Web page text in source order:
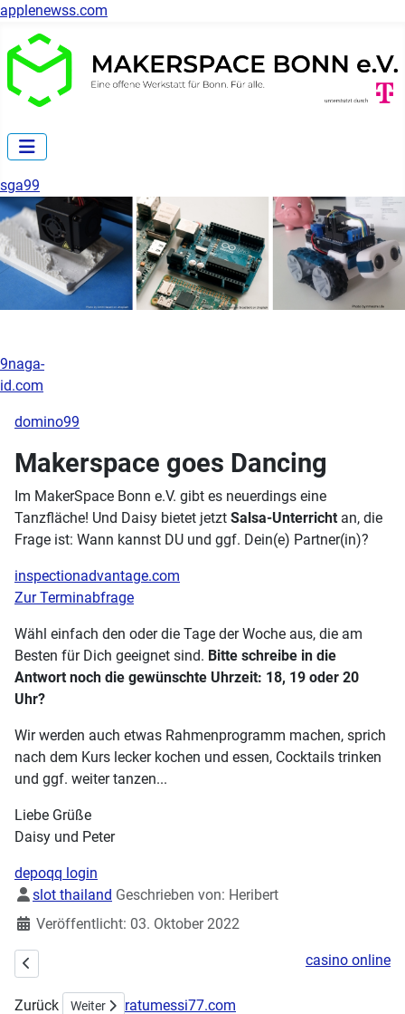
applenewss.com
sga99
domino99
Makerspace goes Dancing
Im MakerSpace Bonn e.V. gibt es neuerdings eine
Tanzfläche! Und Daisy bietet jetzt Salsa-Unterricht an, die
Frage ist: Wann kannst DU und ggf. Dein(e) Partner(in)?
inspectionadvantage.com
Zur Terminabfrage
Wähl einfach den oder die Tage der Woche aus, die am
Besten für Dich geeignet sind. Bitte schreibe in die
Antwort noch die gewünschte Uhrzeit: 18, 19 oder 20
Uhr?
Wir werden auch etwas Rahmenprogramm machen, sprich
nach dem Kurs lecker kochen und essen, Cocktails trinken
und ggf. weiter tanzen...
Liebe Grüße
Daisy und Peter
depoqq login
Details
slot thailand Geschrieben von: Heribert
Veröffentlicht: 03. Oktober 2022
Vorheriger Beitrag: Makerspace auf der Code-Week 2022casino online
Zurück Nächster Beitrag: Sonntags-Makern mit Janto
Weiter ratumessi77.com
9naga-
id.com